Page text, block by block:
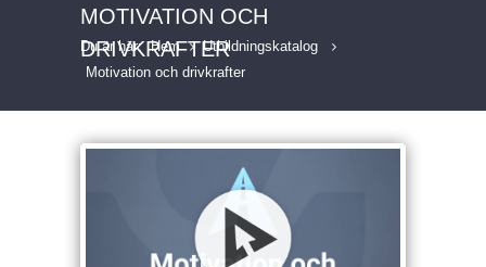
MOTIVATION OCH
DRIVKRAFTER
Du är här: Hem
Utbildningskatalog
Motivation och drivkrafter